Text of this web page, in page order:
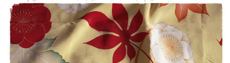
2020/04/26